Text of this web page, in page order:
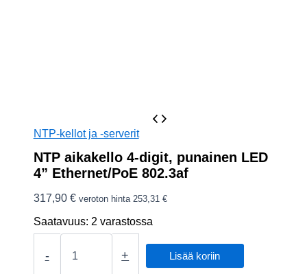
NTP-kellot ja -serverit
NTP aikakello 4-digit, punainen LED
4” Ethernet/PoE 802.3af
317,90 € veroton hinta 253,31 €
Saatavuus: 2 varastossa
- + Lisää koriin